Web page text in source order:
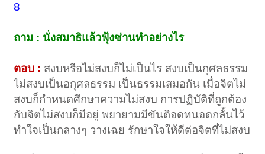
8
ถาม : นั่งสมาธิแล้วฟุ้งซ่านทำอย่างไร
ตอบ : สงบหรือไม่สงบก็ไม่เป็นไร สงบเป็นกุศลธรรม
ไม่สงบเป็นอกุศลธรรม เป็นธรรมเสมอกัน เมื่อจิตไม่
สงบก็กำหนดศึกษาความไม่สงบ การปฏิบัติที่ถูกต้อง
กับจิตไม่สงบก็มีอยู่ พยายามมีขันติอดทนอดกลั้นไว้
ทำใจเป็นกลางๆ วางเฉย รักษาใจให้ดีต่อจิตที่ไม่สงบ